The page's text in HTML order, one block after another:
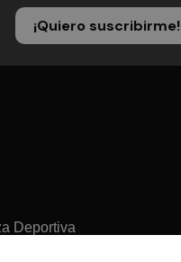
¡Quiero suscribirme!
Deportiva